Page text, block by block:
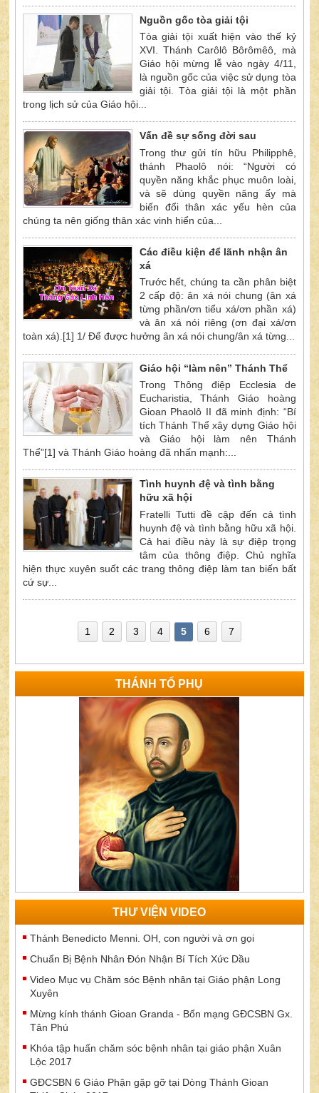
Nguồn gốc tòa giải tội
Tòa giải tội xuất hiện vào thế kỷ
XVI. Thánh Carôlô Bôrômêô, mà
Giáo hội mừng lễ vào ngày 4/11,
là nguồn gốc của việc sử dụng tòa
giải tội. Tòa giải tội là một phần
trong lịch sử của Giáo hội...
Vấn đề sự sống đời sau
Trong thư gửi tín hữu Philipphê,
thánh Phaolô nói: “Người có
quyền năng khắc phục muôn loài,
và sẽ dùng quyền năng ấy mà
biến đổi thân xác yếu hèn của
chúng ta nên giống thân xác vinh hiển của...
Các điều kiện để lãnh nhận ân
xá
Trước hết, chúng ta cần phân biệt
2 cấp độ: ân xá nói chung (ân xá
từng phần/ơn tiểu xá/ơn phần xá)
và ân xá nói riêng (ơn đại xá/ơn
toàn xá).[1] 1/ Để được hưởng ân xá nói chung/ân xá từng...
Giáo hội “làm nên” Thánh Thể
Trong Thông điệp Ecclesia de
Eucharistia, Thánh Giáo hoàng
Gioan Phaolô II đã minh định: “Bí
tích Thánh Thể xây dựng Giáo hội
và Giáo hội làm nên Thánh
Thể”[1] và Thánh Giáo hoàng đã nhấn mạnh:...
Tình huynh đệ và tình bằng
hữu xã hội
Fratelli Tutti đề cập đến cả tình
huynh đệ và tình bằng hữu xã hội.
Cả hai điều này là sự điệp trọng
tâm của thông điệp. Chủ nghĩa
hiện thực xuyên suốt các trang thông điệp làm tan biến bất
cứ sự...
1 2 3 4 5 6 7
THÁNH TỔ PHỤ
THƯ VIỆN VIDEO
Thánh Benedicto Menni. OH, con người và ơn gọi
Chuẩn Bị Bệnh Nhân Đón Nhận Bí Tích Xức Dầu
Video Mục vụ Chăm sóc Bệnh nhân tại Giáo phận Long
Xuyên
Mừng kính thánh Gioan Granda - Bổn mạng GĐCSBN Gx.
Tân Phú
Khóa tập huấn chăm sóc bệnh nhân tại giáo phận Xuân
Lộc 2017
GĐCSBN 6 Giáo Phận gặp gỡ tại Dòng Thánh Gioan